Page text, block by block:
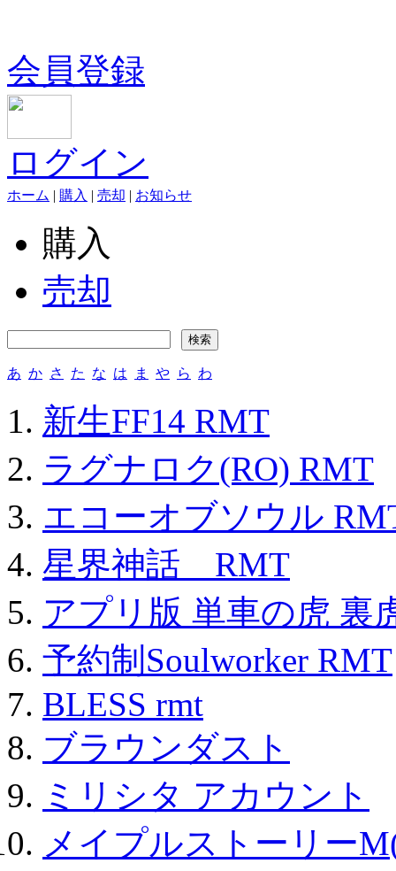
会員登録
ログイン
ホーム | 購入 | 売却 | お知らせ
購入
売却
あ か さ た な は ま や ら わ
新生FF14 RMT
ラグナロク(RO) RMT
エコーオブソウル
星界神話 RMT
アプリ版 単車の虎 裏
予約制Soulworker RMT
BLESS rmt
ブラウンダスト
ミリシタ アカウント
メイプルストーリー